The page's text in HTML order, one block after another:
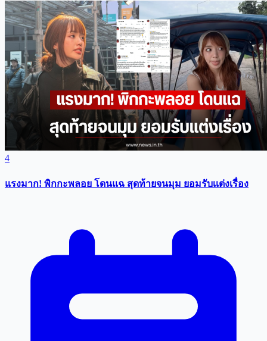
4
แรงมาก! พิกกะพลอย โดนแฉ สุดท้ายจนมุม ยอมรับเเต่งเรื่อง